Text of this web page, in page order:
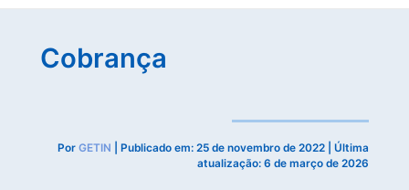
Cobrança
PorGETIN | Publicado em:25 de novembro de 2022
| Última
atualização: 6 de março de 2026